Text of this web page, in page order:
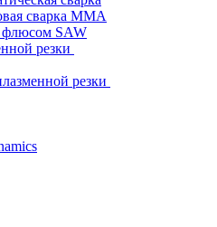
сварка MMA
флюсом SAW
резки
резки